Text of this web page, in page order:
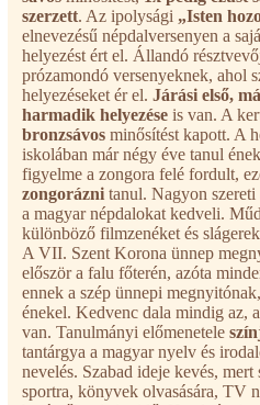
szerzett. Az ipolysági „Isten
elnevezésű népdalversenyen a
helyezést ért el. Állandó
prózamondó versenyeknek, ahol
helyezéseket ér el. Járási első,
harmadik helyezése is van. A
bronzsávos minősítést kapott. A
iskolában már négy éve tanul
figyelme a zongora felé fordult,
zongorázni tanul. Nagyon
a magyar népdalokat kedveli.
különböző filmzenéket és
A VII. Szent Korona ünnep
először a falu főterén, azóta
ennek a szép ünnepi
énekel. Kedvenc dala mindig az,
van. Tanulmányi előmenetele
tantárgya a magyar nyelv és
nevelés. Szabad ideje kevés, mert
sportra, könyvek olvasására, TV